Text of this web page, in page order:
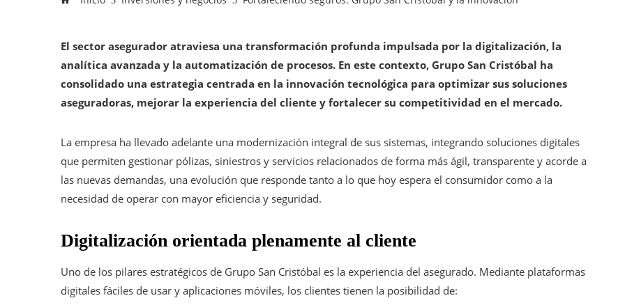
El sector asegurador atraviesa una transformación profunda impulsada por la digitalización, la
analítica avanzada y la automatización de procesos. En este contexto, Grupo San Cristóbal ha
consolidado una estrategia centrada en la innovación tecnológica para optimizar sus soluciones
aseguradoras, mejorar la experiencia del cliente y fortalecer su competitividad en el mercado.
La empresa ha llevado adelante una modernización integral de sus sistemas, integrando soluciones digitales
que permiten gestionar pólizas, siniestros y servicios relacionados de forma más ágil, transparente y acorde a
las nuevas demandas, una evolución que responde tanto a lo que hoy espera el consumidor como a la
necesidad de operar con mayor eficiencia y seguridad.
Digitalización orientada plenamente al cliente
Uno de los pilares estratégicos de Grupo San Cristóbal es la experiencia del asegurado. Mediante plataformas
digitales fáciles de usar y aplicaciones móviles, los clientes tienen la posibilidad de: